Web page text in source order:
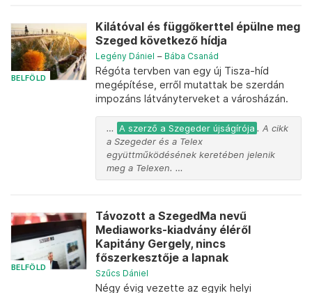
BELFÖLD
Kilátóval és függőkerttel épülne meg
Szeged következő hídja
Legény Dániel – Bába Csanád
Régóta tervben van egy új Tisza-híd
megépítése, erről mutattak be szerdán
impozáns látványterveket a városházán.
… A szerző a Szegeder újságírója . A cikk
a Szegeder és a Telex
együttműködésének keretében jelenik
meg a Telexen. …
BELFÖLD
Távozott a SzegedMa nevű
Mediaworks-kiadvány éléről
Kapitány Gergely, nincs
főszerkesztője a lapnak
Szűcs Dániel
Négy évig vezette az egyik helyi